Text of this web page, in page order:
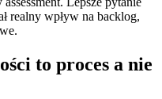
realny wpływ na backlog,
to proces a nie